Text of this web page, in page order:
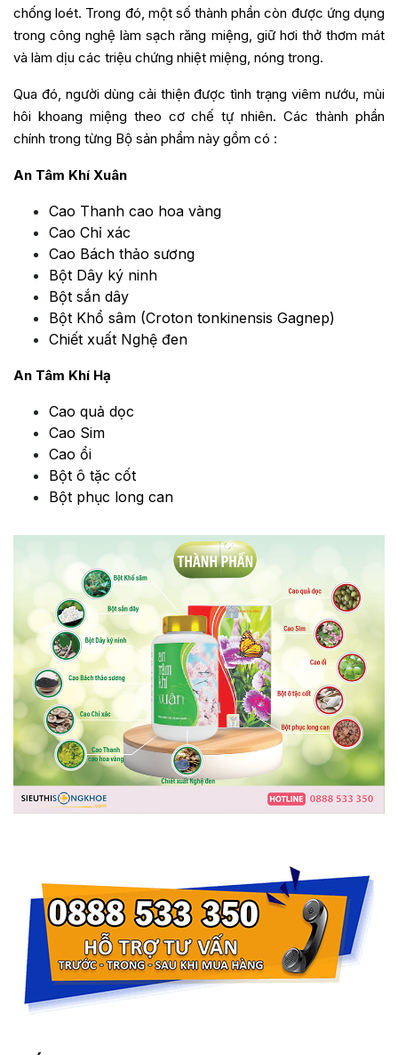
chống loét. Trong đó, một số thành phần còn được ứng dụng
trong công nghệ làm sạch răng miệng, giữ hơi thở thơm mát
và làm dịu các triệu chứng nhiệt miệng, nóng trong.
Qua đó, người dùng cải thiện được tình trạng viêm nướu, mùi
hôi khoang miệng theo cơ chế tự nhiên. Các thành phần
chính trong từng Bộ sản phẩm này gồm có :
An Tâm Khí Xuân
Cao Thanh cao hoa vàng
Cao Chỉ xác
Cao Bách thảo sương
Bột Dây ký ninh
Bột sắn dây
Bột Khổ sâm (Croton tonkinensis Gagnep)
Chiết xuất Nghệ đen
An Tâm Khí Hạ
Cao quả dọc
Cao Sim
Cao ổi
Bột ô tặc cốt
Bột phục long can